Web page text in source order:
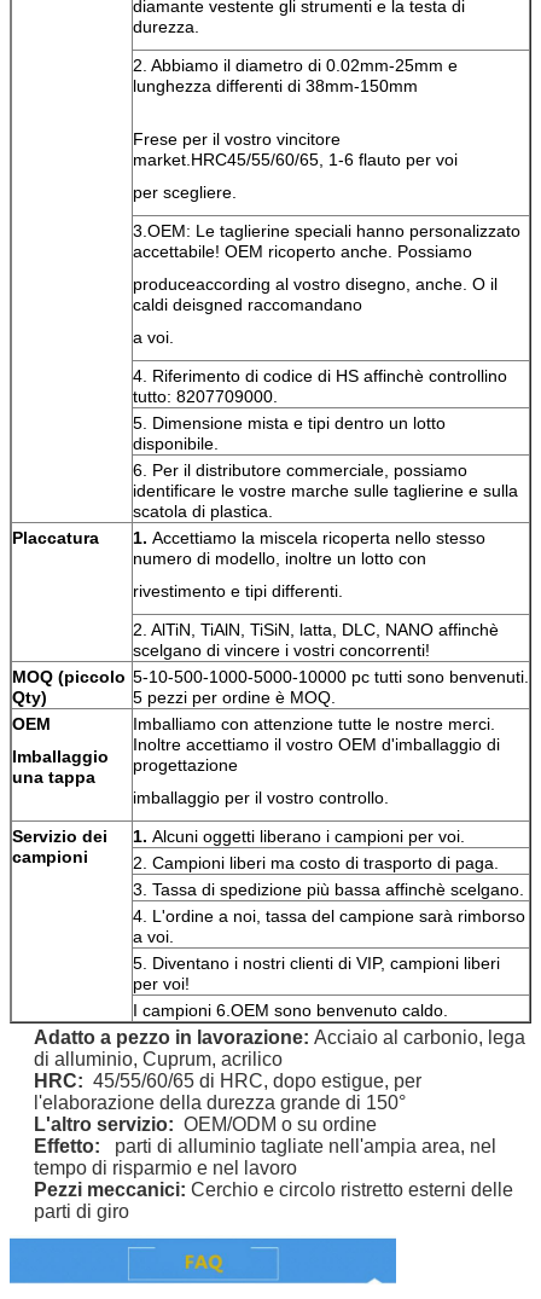
diamante vestente gli strumenti e la testa di
durezza.
2. Abbiamo il diametro di 0.02mm-25mm e
lunghezza differenti di 38mm-150mm
Frese per il vostro vincitore
market.HRC45/55/60/65, 1-6 flauto per voi
per scegliere.
3.OEM: Le taglierine speciali hanno personalizzato
accettabile! OEM ricoperto anche. Possiamo
produceaccording al vostro disegno, anche. O il
caldi deisgned raccomandano
a voi.
4. Riferimento di codice di HS affinchè controllino
tutto: 8207709000.
5. Dimensione mista e tipi dentro un lotto
disponibile.
6. Per il distributore commerciale, possiamo
identificare le vostre marche sulle taglierine e sulla
scatola di plastica.
Placcatura
1. Accettiamo la miscela ricoperta nello stesso
numero di modello, inoltre un lotto con
rivestimento e tipi differenti.
2. AlTiN, TiAlN, TiSiN, latta, DLC, NANO affinchè
scelgano di vincere i vostri concorrenti!
MOQ (piccolo
Qty)
5-10-500-1000-5000-10000 pc tutti sono benvenuti.
5 pezzi per ordine è MOQ.
OEM
Imballaggio
una tappa
Imballiamo con attenzione tutte le nostre merci.
Inoltre accettiamo il vostro OEM d'imballaggio di
progettazione
imballaggio per il vostro controllo.
Servizio dei
campioni
1. Alcuni oggetti liberano i campioni per voi.
2. Campioni liberi ma costo di trasporto di paga.
3. Tassa di spedizione più bassa affinchè scelgano.
4. L'ordine a noi, tassa del campione sarà rimborso
a voi.
5. Diventano i nostri clienti di VIP, campioni liberi
per voi!
I campioni 6.OEM sono benvenuto caldo.
Adatto a pezzo in lavorazione: Acciaio al carbonio, lega
di alluminio, Cuprum, acrilico
HRC: 45/55/60/65 di HRC, dopo estigue, per
l'elaborazione della durezza grande di 150°
L'altro servizio: OEM/ODM o su ordine
Effetto: parti di alluminio tagliate nell'ampia area, nel
tempo di risparmio e nel lavoro
Pezzi meccanici: Cerchio e circolo ristretto esterni delle
parti di giro